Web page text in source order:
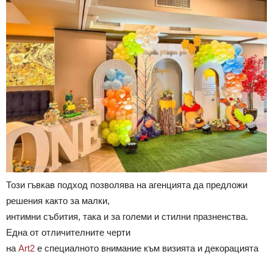
Този гъвкав подход позволява на агенцията да предложи
решения както за малки,
интимни събития, така и за големи и стилни празненства.
Една от отличителните черти
наArt2 е специалното внимание към визията и декорацията